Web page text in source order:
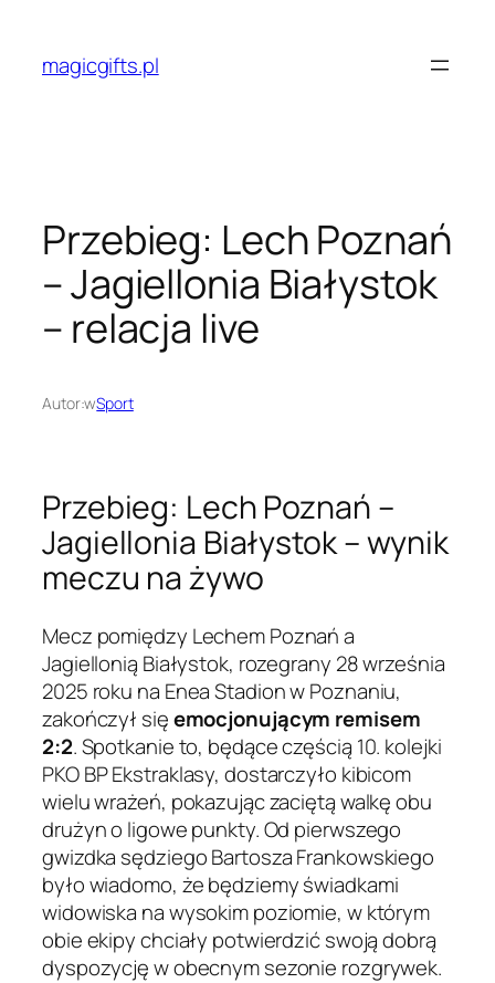
treścimagicgifts.pl
Przebieg: Lech Poznań
– Jagiellonia Białystok
– relacja live
Autor:wSport
Przebieg: Lech Poznań –
Jagiellonia Białystok – wynik
meczu na żywo
Mecz pomiędzy Lechem Poznań a
Jagiellonią Białystok, rozegrany 28 września
2025 roku na Enea Stadion w Poznaniu,
zakończył sięemocjonującym remisem
2:2. Spotkanie to, będące częścią 10. kolejki
PKO BP Ekstraklasy, dostarczyło kibicom
wielu wrażeń, pokazując zaciętą walkę obu
drużyn o ligowe punkty. Od pierwszego
gwizdka sędziego Bartosza Frankowskiego
było wiadomo, że będziemy świadkami
widowiska na wysokim poziomie, w którym
obie ekipy chciały potwierdzić swoją dobrą
dyspozycję w obecnym sezonie rozgrywek.